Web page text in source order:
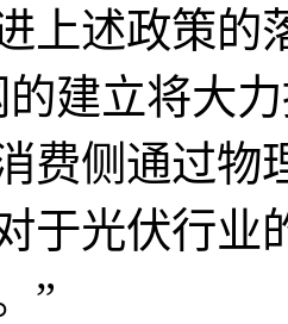
上述政策的
的建立将大
费侧通过物
于光伏行业
”